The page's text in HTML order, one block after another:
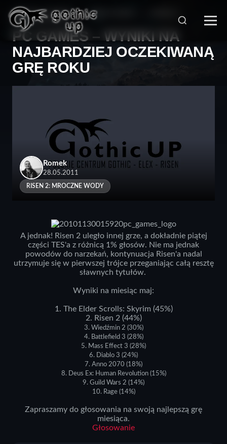
STRONA GŁÓWNA > SERIA RISEN
MROCZNE WODY >
PC GAMES – WYNIKI NA
NAJBARDZIEJ OCZEKIWANĄ
GRĘ ROKU
Romek
28.05.2011
RISEN 2: MROCZNE WODY
A jednak! Risen 2 uległo innej grze, a dokładnie piątej
części TES'a z różnicą 1% głosów. Nie ma jednak
powodów do narzekań, kontynuacja Risen'a nadal
utrzymuje się w pierwszej trójce przeganiając całą resztę
sławnych tytułów.
Wyniki na miesiąc maj:
1. The Elder Scrolls: Skyrim (45%)
2. Risen 2 (44%)
3. Wiedźmin 2 (30%)
4. Battlefield 3 (28%)
5. Mass Effect 3 (28%)
6.
Diablo 3 (24%)
7. Anno 2070 (18%)
8.
Deus Ex: Human Revolution (15%)
9. Guild Wars 2 (14%)
10. Rage (14%)
Zapraszamy do głosowania na swoją najlepszą grę
miesiąca.
Głosowanie